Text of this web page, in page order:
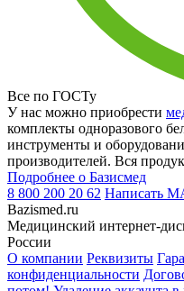
Все по ГОСТу
У нас можно приобрести
комплекты одноразового
инструменты и
производителей. Вся
Подробнее о Базисмед
8 800 200 20 62 Написать
Bazismed.ru
Медицинский интернет-
России
О компании Реквизиты
конфиденциальности